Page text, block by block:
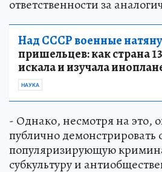
ответственности за
Над СССР военные
пришельцев: как страна
искала и изучала
НАУКА
- Однако, несмотря на это,
публично демонстрировать
популяризирующую
субкультуру и